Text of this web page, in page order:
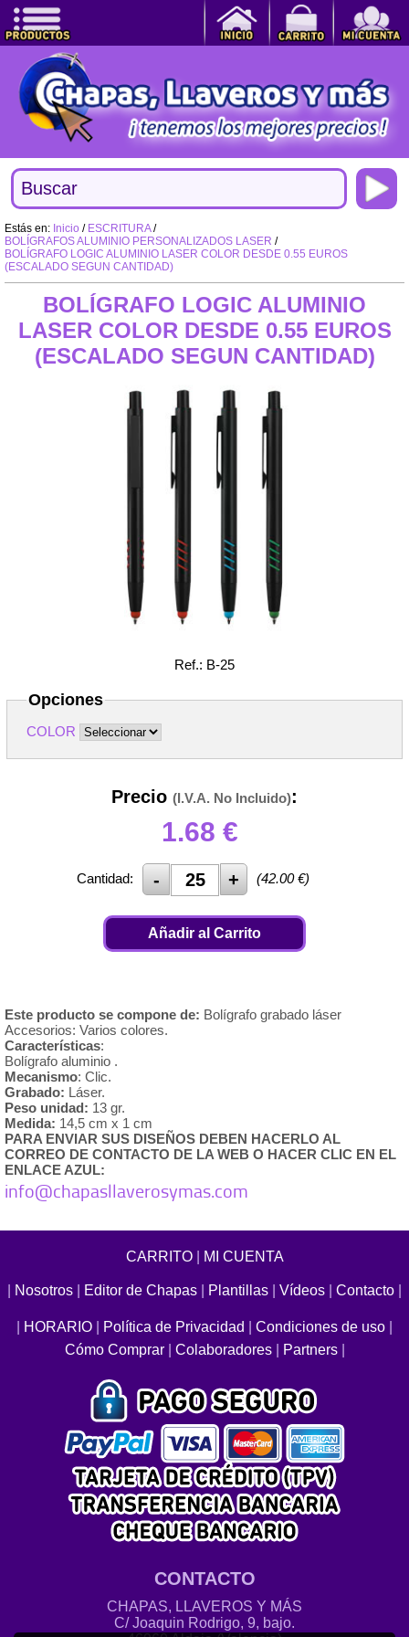
Estás en: Inicio / ESCRITURA/
BOLÍGRAFOS ALUMINIO PERSONALIZADOS LASER /
BOLÍGRAFO LOGIC ALUMINIO LASER COLOR DESDE 0.55 EUROS
(ESCALADO SEGUN CANTIDAD)
BOLÍGRAFO LOGIC ALUMINIO
LASER COLOR DESDE 0.55 EUROS
(ESCALADO SEGUN CANTIDAD)
Ref.: B-25
Opciones
COLOR
Precio (I.V.A. No Incluido):
1.68 €
Cantidad: (42.00€)
Añadir al Carrito
Este producto se compone de: Bolígrafo grabado láser
Accesorios: Varios colores.
Características:
Bolígrafo aluminio .
Mecanismo: Clic.
Grabado: Láser.
Peso unidad: 13 gr.
Medida: 14,5 cm x 1 cm
PARA ENVIAR SUS DISEÑOS DEBEN HACERLO AL
CORREO DE CONTACTO DE LA WEB O HACER CLIC EN EL
ENLACE AZUL:
info@chapasllaverosymas.com
CARRITO| MI CUENTA
Nosotros Editor de Chapas Plantillas Vídeos Contacto
HORARIO Política de Privacidad Condiciones de uso
Cómo Comprar
Colaboradores Partners
CONTACTO
CHAPAS, LLAVEROS Y MÁS
C/ Joaquin Rodrigo, 9, bajo.